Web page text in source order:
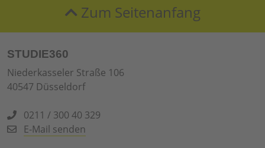
Zum Seitenanfang
STUDIE360
Niederkasseler Straße 106
40547 Düsseldorf
0211 / 300 40 329
E-Mail senden